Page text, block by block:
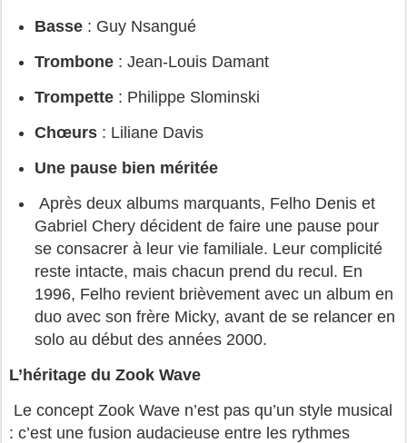
Basse : Guy Nsangué
Trombone : Jean-Louis Damant
Trompette : Philippe Slominski
Chœurs : Liliane Davis
Une pause bien méritée
Après deux albums marquants, Felho Denis et
Gabriel Chery décident de faire une pause pour
se consacrer à leur vie familiale. Leur complicité
reste intacte, mais chacun prend du recul. En
1996, Felho revient brièvement avec un album en
duo avec son frère Micky, avant de se relancer en
solo au début des années 2000.
L’héritage du Zook Wave
Le concept Zook Wave n’est pas qu’un style musical
: c’est une fusion audacieuse entre les rythmes